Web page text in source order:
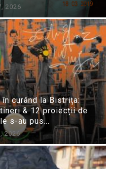
2026
curând la Bistrița:
& 12 proiecții de
s-au pus...
2026